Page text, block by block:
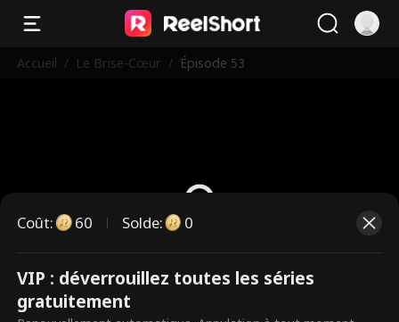
Accueil / Le Brise-Cœur / Épisode 53
Ce sont des épisodes payants.
Débloquez pour regarder.
Coût: 60 Solde: 0
VIP : déverrouillez toutes les séries
gratuitement